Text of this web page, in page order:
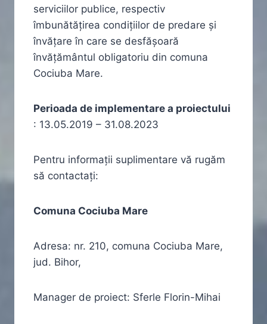
serviciilor publice, respectiv
îmbunătățirea condițiilor de predare și
învățare în care se desfășoară
învățământul obligatoriu din comuna
Cociuba Mare.
Perioada de implementare a proiectului
: 13.05.2019 – 31.08.2023
Pentru informaţii suplimentare vă rugăm
să contactaţi:
Comuna Cociuba Mare
Adresa: nr. 210, comuna Cociuba Mare,
jud. Bihor,
Manager de proiect: Sferle Florin-Mihai